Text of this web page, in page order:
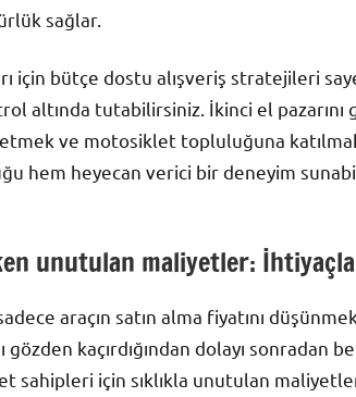
sağlar.
için bütçe dostu alışveriş stratejileri
altında tutabilirsiniz. İkinci el
ve motosiklet topluluğuna katılmak
hem heyecan verici bir deneyim
unutulan maliyetler:
araçın satın alma fiyatını
gözden kaçırdığından dolayı sonradan
sahipleri için sıklıkla unutulan